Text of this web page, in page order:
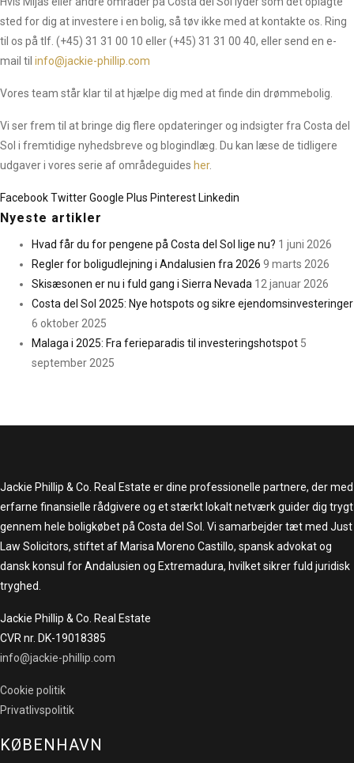
sted for dig at investere i en bolig, så tøv ikke med at kontakte os. Ring
til os på tlf. (+45) 31 31 00 10 eller (+45) 31 31 00 40, eller send en e-
mail til info@jackie-phillip.com
Vores team står klar til at hjælpe dig med at finde din drømmebolig.
Vi ser frem til at bringe dig flere opdateringer og indsigter fra Costa del
Sol i fremtidige nyhedsbreve og blogindlæg. Du kan læse de tidligere
udgaver i vores serie af områdeguides her.
FacebookTwitterGoogle Plus Pinterest Linkedin
Nyeste artikler
Hvad får du for pengene på Costa del Sol lige nu? 1 juni 2026
Regler for boligudlejning i Andalusien fra 2026 9 marts 2026
Skisæsonen er nu i fuld gang i Sierra Nevada 12 januar 2026
Costa del Sol 2025: Nye hotspots og sikre ejendomsinvesteringer
6 oktober 2025
Malaga i 2025: Fra ferieparadis til investeringshotspot 5
september 2025
Jackie Phillip & Co. Real Estate er dine professionelle partnere, der med
erfarne finansielle rådgivere og et stærkt lokalt netværk guider dig trygt
gennem hele boligkøbet på Costa del Sol. Vi samarbejder tæt med Just
Law Solicitors, stiftet af Marisa Moreno Castillo, spansk advokat og
dansk konsul for Andalusien og Extremadura, hvilket sikrer fuld juridisk
tryghed.
Jackie Phillip & Co. Real Estate
CVR nr. DK-19018385
info@jackie-phillip.com
Cookie politik
Privatlivspolitik
KØBENHAVN